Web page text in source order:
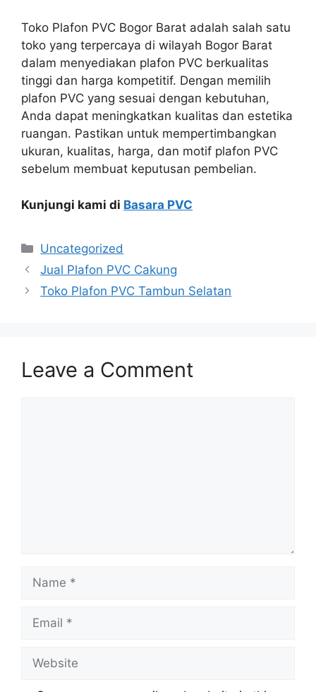
Toko Plafon PVC Bogor Barat adalah salah satu
toko yang terpercaya di wilayah Bogor Barat
dalam menyediakan plafon PVC berkualitas
tinggi dan harga kompetitif. Dengan memilih
plafon PVC yang sesuai dengan kebutuhan,
Anda dapat meningkatkan kualitas dan estetika
ruangan. Pastikan untuk mempertimbangkan
ukuran, kualitas, harga, dan motif plafon PVC
sebelum membuat keputusan pembelian.
Kunjungi kami di Basara PVC
Categories
Uncategorized
Jual Plafon PVC Cakung
Toko Plafon PVC Tambun Selatan
Leave a Comment